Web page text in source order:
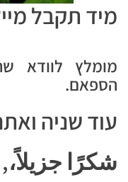
מיד תקבל
מומלץ לוודא
הספאם.
עוד שניה
شكرًا جزيلاً،,